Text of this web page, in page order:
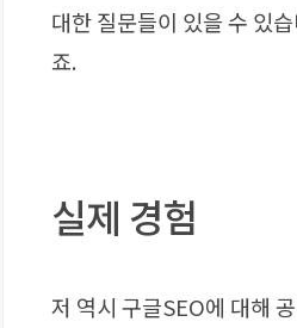
대한 질문들이 있을 수 있
죠.
실제 경험
저 역시 구글SEO에 대해